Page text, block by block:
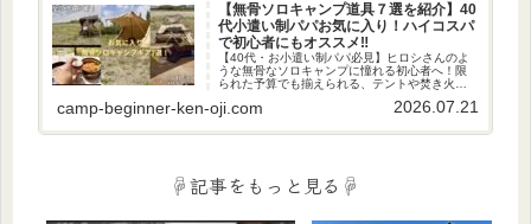
【無骨ソロキャンプ道具７選を紹介】40
代小遣い制パパお気に入り！ハイコスパ
で初心者にもオススメ‼
【40代・お小遣い制パパ必見】ヒロシさんのよ
うな無骨なソロキャンプに憧れる初心者へ！限
られた予算でも揃えられる、テントや焚き火台
末、男のロマン溢れる秘密基地で日々の疲れを
camp-beginner-ken-oji.com 2026.07.21
☟記事をもっと見る☟